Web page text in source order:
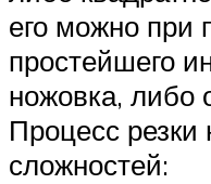
его можно при
простейшего
ножовка, либо
Процесс резки
сложностей: